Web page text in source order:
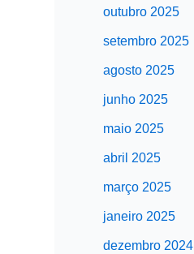
outubro 2025
setembro 2025
agosto 2025
junho 2025
maio 2025
abril 2025
março 2025
janeiro 2025
dezembro 2024